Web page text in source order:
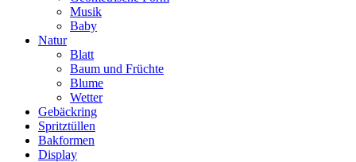
Musik
Baby
Natur
Blatt
Baum und Früchte
Blume
Wetter
Gebäckring
Spritztüllen
Bakformen
Display